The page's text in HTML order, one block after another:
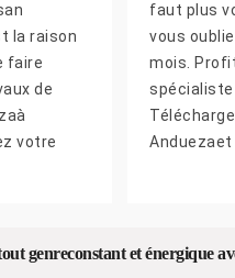
la raison
faire
de
votre
faut plus
vous
mois.
spécialiste
genreconstant et énergique